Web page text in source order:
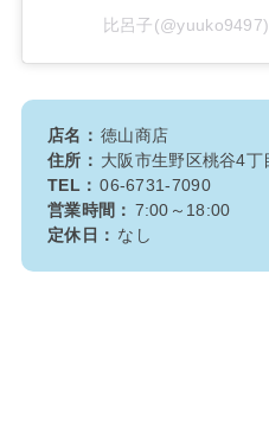
比呂子
店名： 徳山商店
住所： 大阪市生野区桃谷4丁
TEL： 06-6731-7090
営業時間： 7:00～18:00
定休日： なし